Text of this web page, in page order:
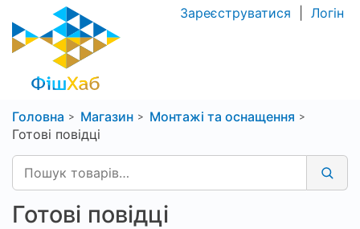
Зареєструватися Логін
Головна Магазин
Монтажі та оснащення
Готові повідці
Готові повідці